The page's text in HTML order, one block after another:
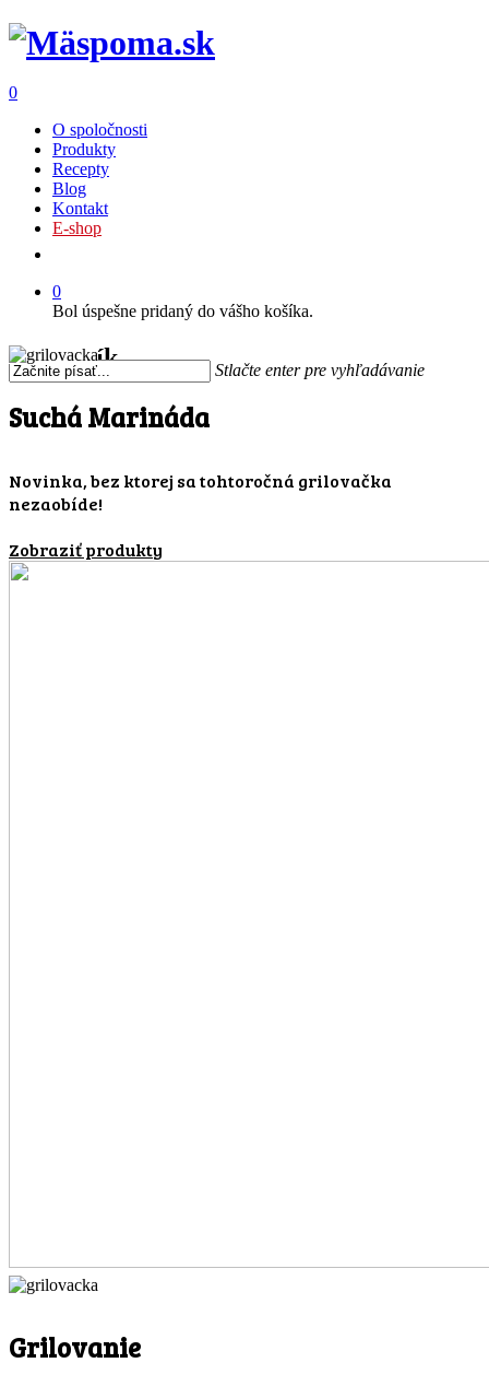
0
O spoločnosti
Produkty
Recepty
Blog
Kontakt
E-shop
0
Bol úspešne pridaný do vášho košíka.
Košík Stlačte enter pre vyhľadávanie
Suchá Marináda
Novinka, bez ktorej sa tohtoročná grilovačka
nezaobíde!
Zobraziť produkty
Grilovanie